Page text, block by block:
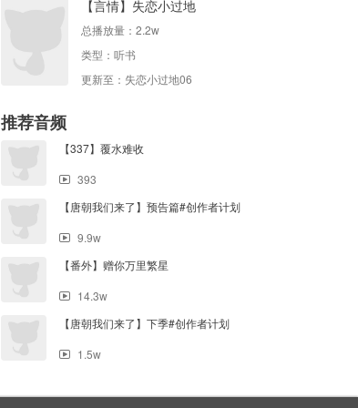
【言情】失恋小过地
总播放量： 2.2w
类型： 听书
更新至：失恋小过地06
推荐音频
【337】覆水难收
393
【唐朝我们来了】预告篇#创作者计划
9.9w
【番外】赠你万里繁星
14.3w
【唐朝我们来了】下季#创作者计划
1.5w